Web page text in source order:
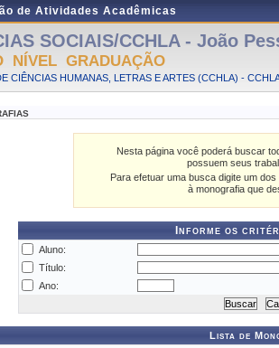
de Atividades Acadêmicas
SOCIAIS/CCHLA - João
NÍVEL GRADUAÇÃO
CIÊNCIAS HUMANAS, LETRAS E ARTES (CCHLA) -
Nesta página você poderá buscar
possuem seus
Para efetuar uma busca digite um
à monografia que
Informe os
Aluno:
Título:
Ano:
Lista de